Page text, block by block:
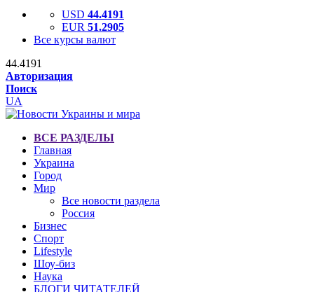
USD 44.4191
EUR 51.2905
Все курсы валют
44.4191
Авторизация
Поиск
UA
ВСЕ РАЗДЕЛЫ
Главная
Украина
Город
Мир
Все новости раздела
Россия
Бизнес
Спорт
Lifestyle
Шоу-биз
Наука
БЛОГИ ЧИТАТЕЛЕЙ